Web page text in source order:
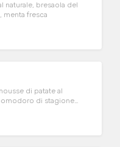
naturale, bresaola del
fresca
di patate al
di stagione